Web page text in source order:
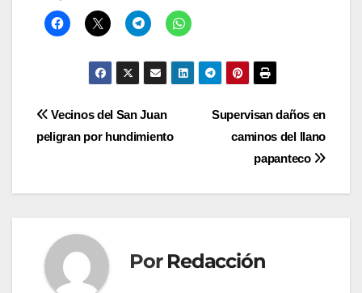
Navegación
de
entradas
Supervisan daños en
caminos del llano
papanteco
Vecinos del San Juan
peligran por hundimiento
Por Redacción